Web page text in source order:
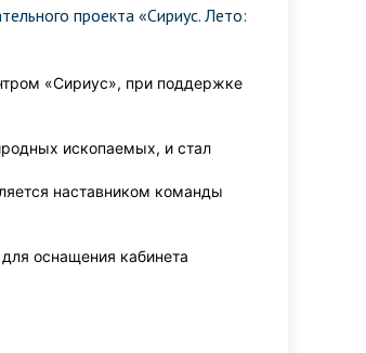
проекта «Сириус. Лето:
«Сириус», при поддержке
ископаемых, и стал
наставником команды
оснащения кабинета